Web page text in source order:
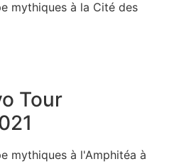
mythiques à la Cité des
Tour
mythiques à l'Amphitéa à